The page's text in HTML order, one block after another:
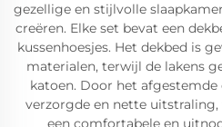
gezellige en stijlvolle
creëren. Elke set bevat een
kussenhoesjes. Het dekbed is
materialen, terwijl de lakens
katoen. Door het
verzorgde en nette
een comfortabele en